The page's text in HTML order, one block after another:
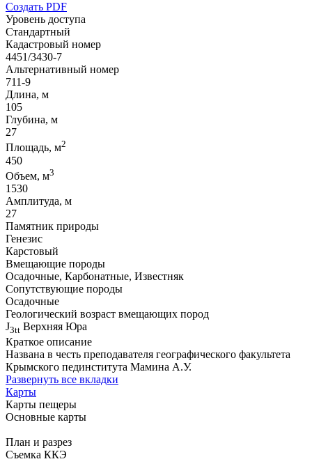
Создать PDF
Уровень доступа
Стандартный
Кадастровый номер
4451/3430-7
Альтернативный номер
711-9
Длина, м
105
Глубина, м
27
Площадь, м2
450
Объем, м3
1530
Амплитуда, м
27
Памятник природы
Генезис
Карстовый
Вмещающие породы
Осадочные, Карбонатные, Известняк
Сопутствующие породы
Осадочные
Геологический возраст вмещающих пород
J3tt Верхняя Юра
Краткое описание
Названа в честь преподавателя географического факультета
Крымского пединститута Мамина А.У.
Развернуть все вкладки
Карты
Карты пещеры
Основные карты
План и разрез
Съемка ККЭ